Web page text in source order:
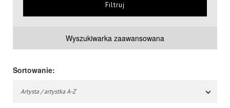
Filtruj
Wyszukiwarka zaawansowana
Sortowanie:
Artysta / artystka A-Z